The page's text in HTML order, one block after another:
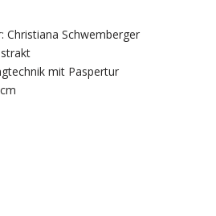
Christiana Schwemberger
mit Paspertur